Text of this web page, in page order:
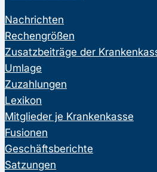
Nachrichten
Rechengrößen
Zusatzbeiträge der
Umlage
Zuzahlungen
Lexikon
Mitglieder je Krankenkasse
Fusionen
Geschäftsberichte
Satzungen